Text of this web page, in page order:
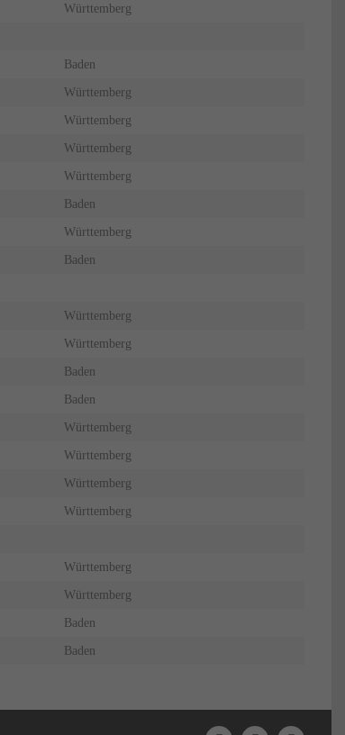
Württemberg
Baden
Württemberg
Württemberg
Württemberg
Württemberg
Baden
Württemberg
Baden
Württemberg
Württemberg
Baden
Baden
Württemberg
Württemberg
Württemberg
Württemberg
Württemberg
Württemberg
Baden
Baden